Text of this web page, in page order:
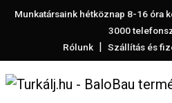
Munkatársaink hétköznap 8-16 óra
3000
Rólunk | Szállítás és